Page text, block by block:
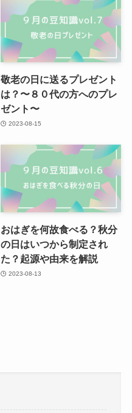
敬老の日に送るプレゼント
は？〜８０代の方へのプレ
ゼント〜
2023-08-15
おはぎを何故食べる？秋分
の日はいつから制定され
た？起源や由来を解説
2023-08-13